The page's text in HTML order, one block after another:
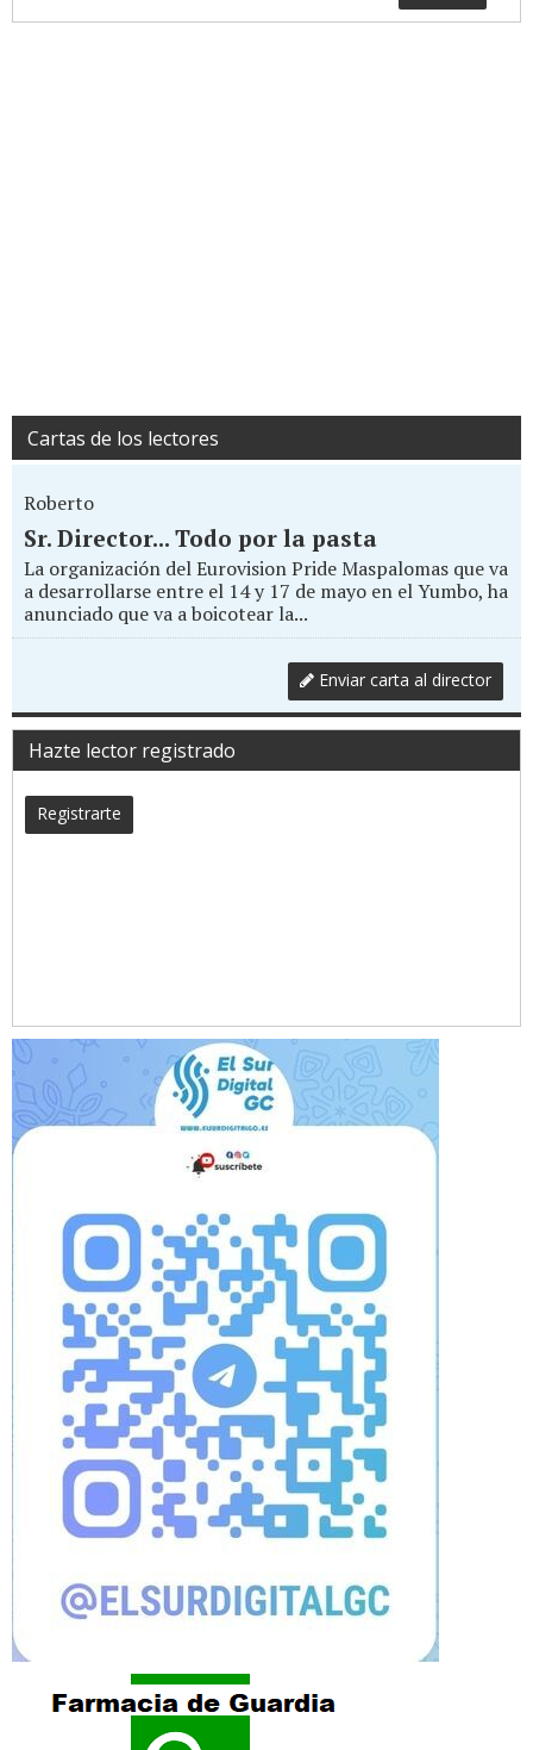
Cartas de los lectores
Roberto
Sr. Director... Todo por la pasta
La organización del Eurovision Pride Maspalomas que va
a desarrollarse entre el 14 y 17 de mayo en el Yumbo, ha
anunciado que va a boicotear la...
Enviar carta al director
Hazte lector registrado
Registrarte